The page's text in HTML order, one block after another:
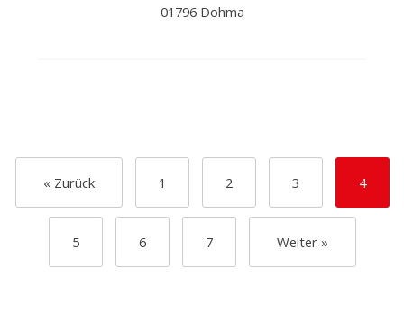
01796 Dohma
« Zurück 1 2 3 4
5 6 7 Weiter »